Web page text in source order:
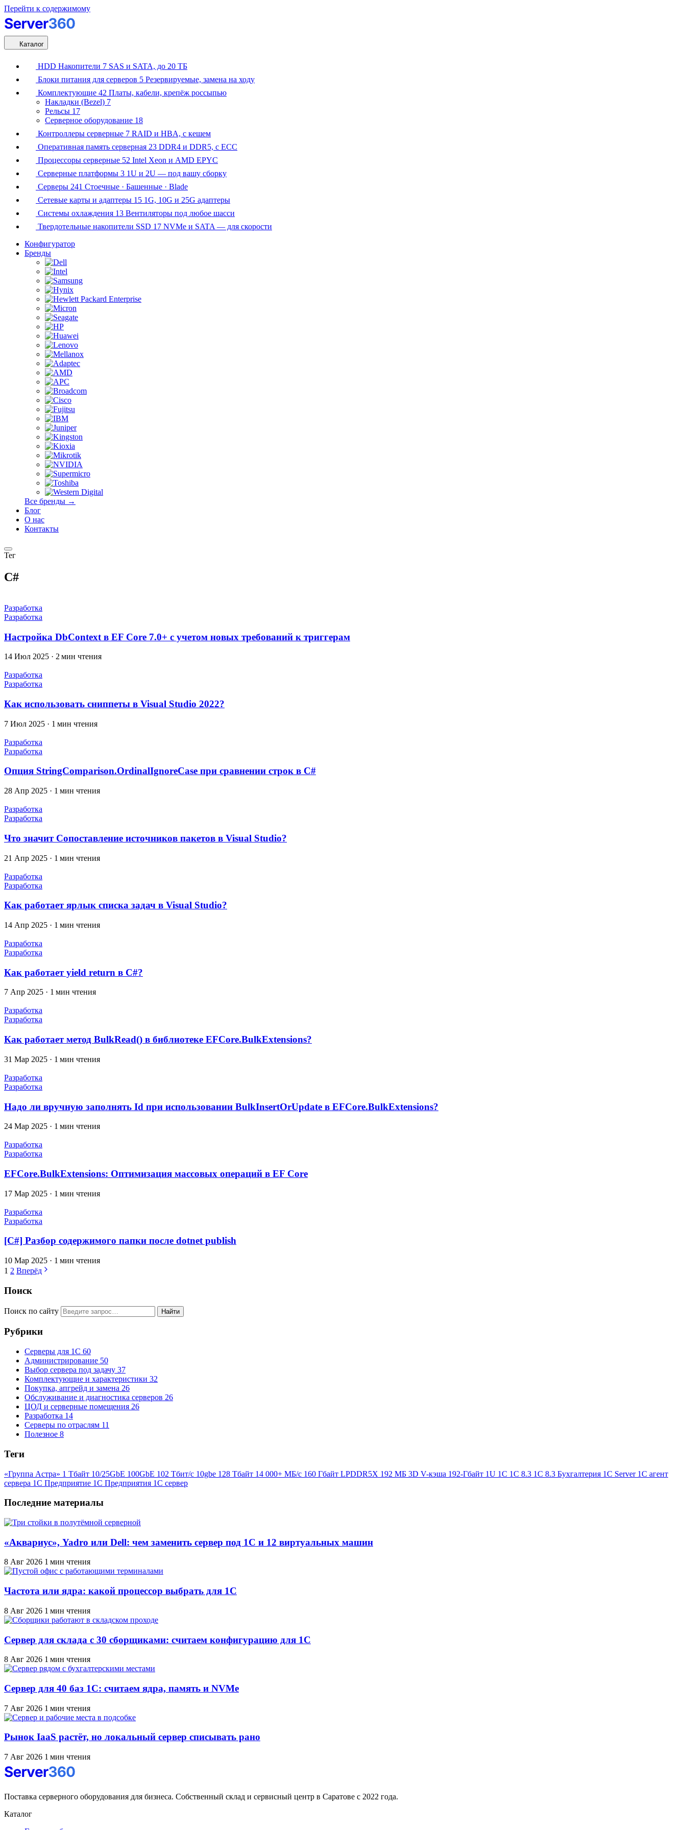
Перейти к содержимому
Каталог
HDD Накопители 7 SAS и SATA, до 20 ТБ
Блоки питания для серверов 5 Резервируемые, замена на ходу
Комплектующие 42 Платы, кабели, крепёж россыпью
Накладки (Bezel) 7
Рельсы 17
Серверное оборудование 18
Контроллеры серверные 7 RAID и HBA, с кешем
Оперативная память серверная 23 DDR4 и DDR5, с ECC
Процессоры серверные 52 Intel Xeon и AMD EPYC
Серверные платформы 3 1U и 2U — под вашу сборку
Серверы 241 Стоечные · Башенные · Blade
Сетевые карты и адаптеры 15 1G, 10G и 25G адаптеры
Системы охлаждения 13 Вентиляторы под любое шасси
Твердотельные накопители SSD 17 NVMe и SATA — для скорости
Конфигуратор
Бренды
Все бренды →
Блог
О нас
Контакты
Тег
C#
Разработка
Разработка
Настройка DbContext в EF Core 7.0+ с учетом новых требований к триггерам
14 Июл 2025 · 2 мин чтения
Разработка
Разработка
Как использовать сниппеты в Visual Studio 2022?
7 Июл 2025 · 1 мин чтения
Разработка
Разработка
Опция StringComparison.OrdinalIgnoreCase при сравнении строк в C#
28 Апр 2025 · 1 мин чтения
Разработка
Разработка
Что значит Cопоставление источников пакетов в Visual Studio?
21 Апр 2025 · 1 мин чтения
Разработка
Разработка
Как работает ярлык списка задач в Visual Studio?
14 Апр 2025 · 1 мин чтения
Разработка
Разработка
Как работает yield return в C#?
7 Апр 2025 · 1 мин чтения
Разработка
Разработка
Как работает метод BulkRead() в библиотеке EFCore.BulkExtensions?
31 Мар 2025 · 1 мин чтения
Разработка
Разработка
Надо ли вручную заполнять Id при использовании BulkInsertOrUpdate в EFCore.BulkExtensions?
24 Мар 2025 · 1 мин чтения
Разработка
Разработка
EFCore.BulkExtensions: Оптимизация массовых операций в EF Core
17 Мар 2025 · 1 мин чтения
Разработка
Разработка
[C#] Разбор содержимого папки после dotnet publish
10 Мар 2025 · 1 мин чтения
Навигация
по
1 2 Вперёд
Поиск
Поиск по сайту Найти
Рубрики
Серверы для 1С 60
Администрирование 50
Выбор сервера под задачу 37
Комплектующие и характеристики 32
Покупка, апгрейд и замена 26
Обслуживание и диагностика серверов 26
ЦОД и серверные помещения 26
Разработка 14
Серверы по отраслям 11
Полезное 8
Теги
«Группа Астра» 1 Тбайт 10/25GbE 100GbE 102 Тбит/с 10gbe 128 Тбайт 14 000+ МБ/с 160 Гбайт LPDDR5X 192 МБ 3D V-кэша 192-Гбайт 1U 1С 1С 8.3 1С 8.3 Бухгалтерия 1С Server 1С агент
сервера 1С Предприятие 1С Предприятия 1С сервер
Последние материалы
«Аквариус», Yadro или Dell: чем заменить сервер под 1С и 12 виртуальных машин
8 Авг 2026 1 мин чтения
Частота или ядра: какой процессор выбрать для 1С
8 Авг 2026 1 мин чтения
Сервер для склада с 30 сборщиками: считаем конфигурацию для 1С
8 Авг 2026 1 мин чтения
Сервер для 40 баз 1С: считаем ядра, память и NVMe
7 Авг 2026 1 мин чтения
Рынок IaaS растёт, но локальный сервер списывать рано
7 Авг 2026 1 мин чтения
Поставка серверного оборудования для бизнеса. Собственный склад и сервисный центр в Саратове с 2022 года.
Каталог